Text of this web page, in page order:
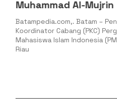
Kepulauan
Membangun
Pengurus Daerah
Indonesia (DPD